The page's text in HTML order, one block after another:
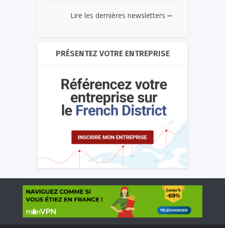
Lire les dernières newsletters ...
PRÉSENTEZ VOTRE ENTREPRISE